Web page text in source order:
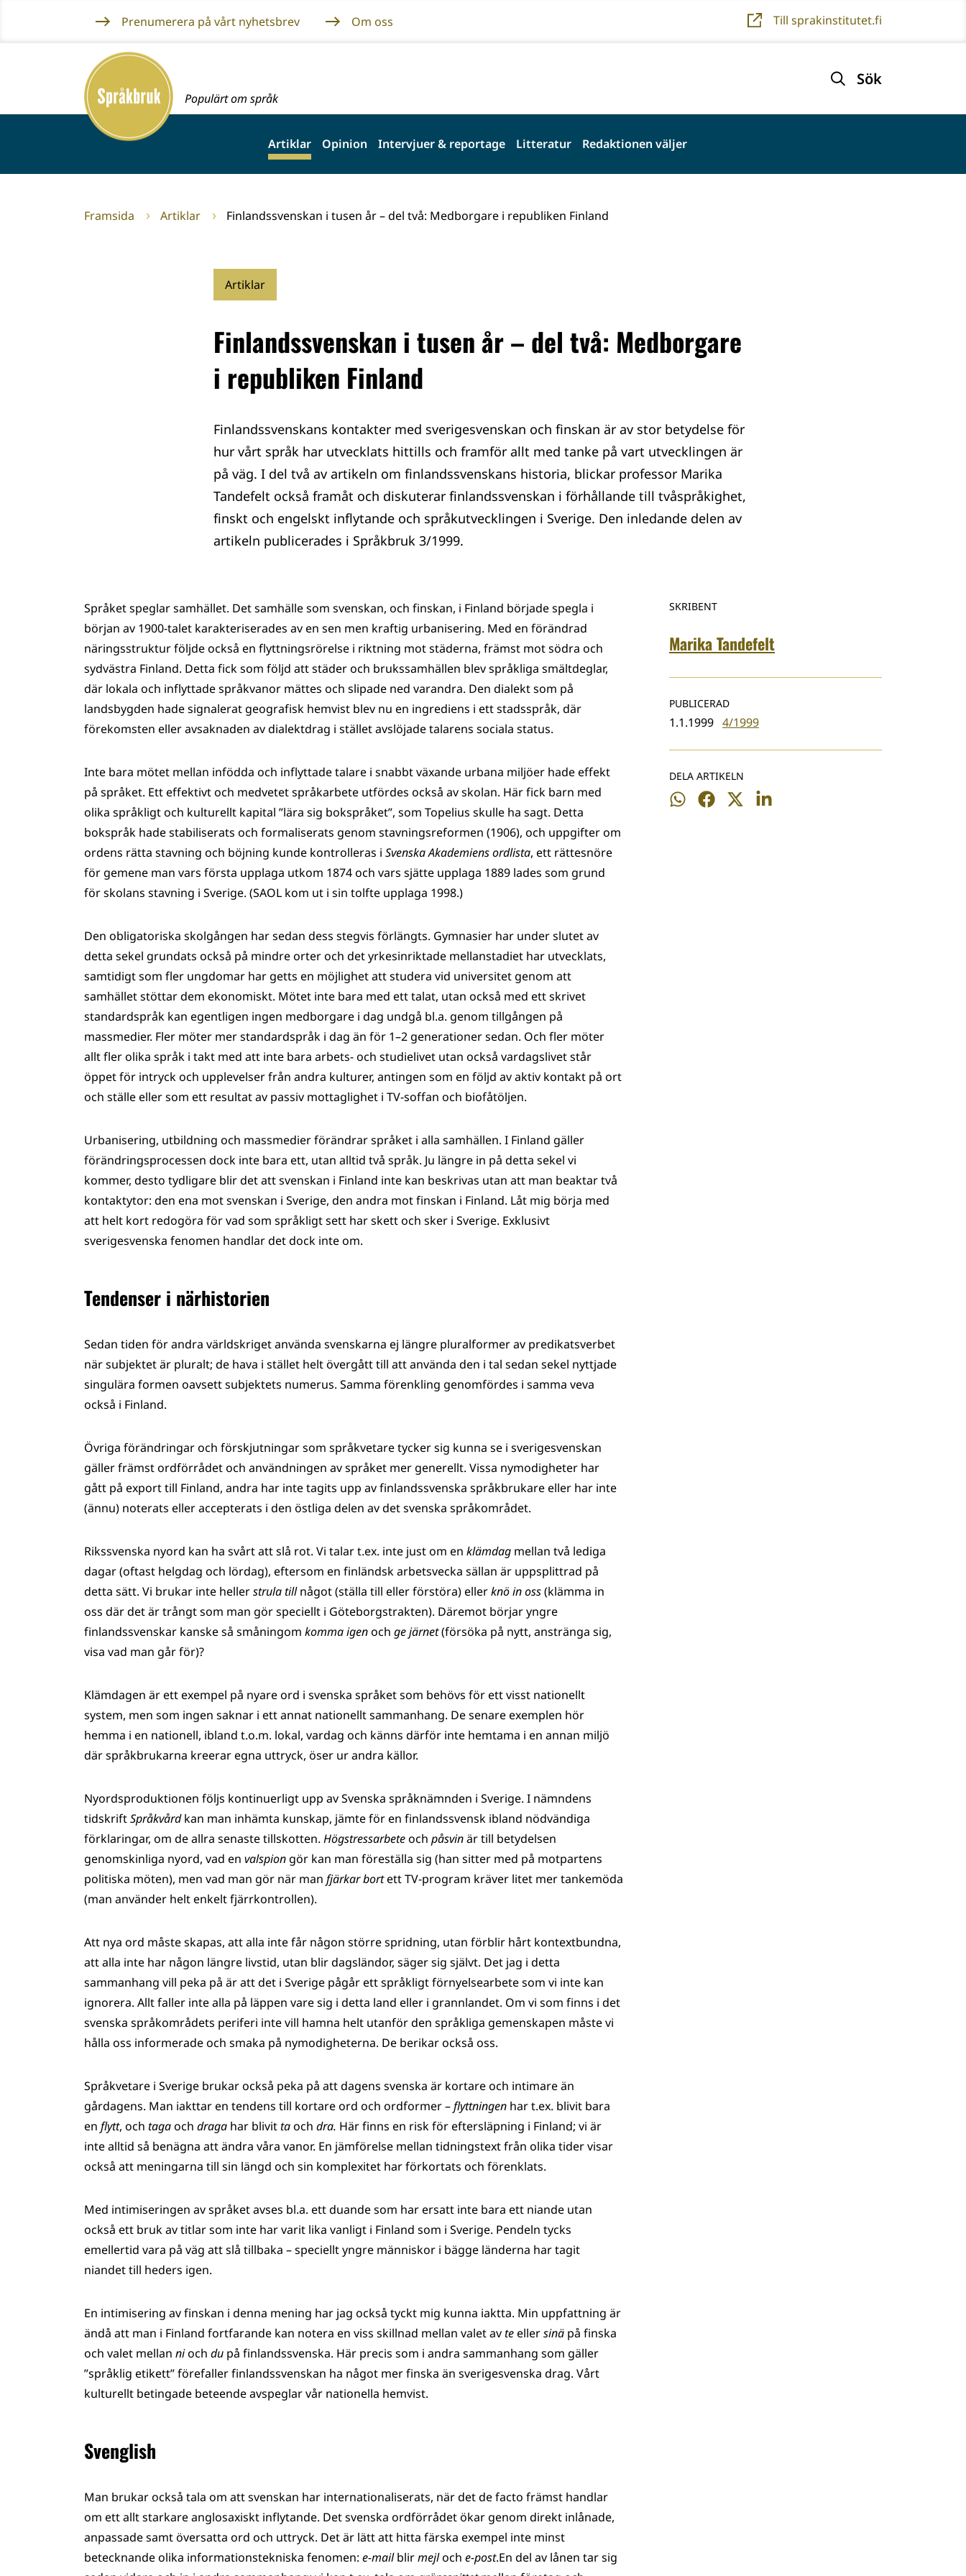
innehållet
Prenumerera på vårt nyhetsbrev Om oss Till sprakinstitutet.fi
Framsida
Populärt om språk
Sök
Artiklar Opinion Intervjuer & reportage Litteratur Redaktionen väljer
Framsida Artiklar Finlandssvenskan i tusen år – del två: Medborgare i republiken Finland
Artiklar
Finlandssvenskan i tusen år – del två: Medborgare
i republiken Finland
Finlandssvenskans kontakter med sverigesvenskan och finskan är av stor betydelse för
hur vårt språk har utvecklats hittills och framför allt med tanke på vart utvecklingen är
på väg. I del två av artikeln om finlandssvenskans historia, blickar professor Marika
Tandefelt också framåt och diskuterar finlandssvenskan i förhållande till tvåspråkighet,
finskt och engelskt inflytande och språk­utvecklingen i Sverige. Den inledande delen av
artikeln publicerades i Språkbruk 3/1999.
SKRIBENT
Marika Tandefelt
PUBLICERAD
1.1.1999 4/1999
DELA ARTIKELN
Dela
Dela
Dela
Dela
Språket speglar samhället. Det samhälle som svenskan, och finskan, i Finland började spegla i
början av 1900-talet karakteriserades av en sen men kraftig urbanisering. Med en förändrad
näringsstruktur följde också en flyttningsrörelse i riktning mot städerna, främst mot södra och
sydvästra Finland. Detta fick som följd att städer och brukssamhällen blev språkliga smältdeglar,
där lokala och inflyttade språkvanor mättes och slipade ned varandra. Den dialekt som på
landsbygden hade signalerat geografisk hemvist blev nu en ingrediens i ett stadsspråk, där
förekomsten eller avsaknaden av dialektdrag i stället avslöjade talarens sociala status.
Inte bara mötet mellan infödda och inflyttade talare i snabbt växande urbana miljöer hade effekt
på språket. Ett effektivt och medvetet språkarbete utfördes också av skolan. Här fick barn med
olika språkligt och kulturellt kapital ”lära sig bokspråket”, som Topelius skulle ha sagt. Detta
bokspråk hade stabiliserats och formaliserats genom stavningsreformen (1906), och uppgifter om
ordens rätta stavning och böjning kunde kontrolleras i Svenska Akademiens ordlista, ett rättesnöre
för gemene man vars första upplaga utkom 1874 och vars sjätte upplaga 1889 lades som grund
för skolans stavning i Sverige. (SAOL kom ut i sin tolfte upplaga 1998.)
Den obligatoriska skolgången har sedan dess stegvis förlängts. Gymnasier har under slutet av
detta sekel grundats också på mindre orter och det yrkesinriktade mellanstadiet har utvecklats,
samtidigt som fler ungdomar har getts en möjlighet att studera vid universitet genom att
samhället stöttar dem ekonomiskt. Mötet inte bara med ett talat, utan också med ett skrivet
standardspråk kan egentligen ingen medborgare i dag undgå bl.a. genom tillgången på
massmedier. Fler möter mer standardspråk i dag än för 1–2 generationer sedan. Och fler möter
allt fler olika språk i takt med att inte bara arbets- och studielivet utan också vardagslivet står
öppet för intryck och upplevelser från andra kulturer, antingen som en följd av aktiv kontakt på ort
och ställe eller som ett resultat av passiv mottaglighet i TV-soffan och biofåtöljen.
Urbanisering, utbildning och massmedier för­ändrar språket i alla samhällen. I Finland gäller
förändringsprocessen dock inte bara ett, utan alltid två språk. Ju längre in på detta sekel vi
kommer, desto tydligare blir det att svenskan i Finland inte kan beskrivas utan att man beaktar två
kontaktytor: den ena mot svenskan i Sverige, den andra mot finskan i Finland. Låt mig börja med
att helt kort redogöra för vad som språkligt sett har skett och sker i Sverige. Exklusivt
sverigesvenska fenomen handlar det dock inte om.
Tendenser i närhistorien
Sedan tiden för andra världskriget använda svenskarna ej längre pluralformer av predikatsverbet
när subjektet är pluralt; de hava i stället helt övergått till att använda den i tal sedan sekel nyttjade
singulära formen oavsett subjektets numerus. Samma förenkling genomfördes i samma veva
också i Finland.
Övriga förändringar och förskjutningar som språkvetare tycker sig kunna se i sverigesvenskan
gäller främst ordförrådet och användningen av språket mer generellt. Vissa nymodigheter har
gått på export till Finland, andra har inte tagits upp av finlandssvenska språkbrukare eller har inte
(ännu) noterats eller accepterats i den östliga delen av det svenska språkområdet.
Rikssvenska nyord kan ha svårt att slå rot. Vi talar t.ex. inte just om en klämdag mellan två lediga
dagar (oftast helgdag och lördag), eftersom en finländsk arbetsvecka sällan är uppsplittrad på
detta sätt. Vi brukar inte hellerstrula tillnågot (ställa till eller förstöra) ellerknö in oss(klämma in
oss där det är trångt som man gör speciellt i Göteborgstrakten). Däremot börjar yngre
finlandssvenskar kanske så småningom komma igenoch ge järnet(försöka på nytt, anstränga sig,
visa vad man går för)?
Klämdagen är ett exempel på nyare ord i svenska språket som behövs för ett visst nationellt
system, men som ingen saknar i ett annat nationellt sammanhang. De senare exemplen hör
hemma i en nationell, ibland t.o.m. lokal, vardag och känns därför inte hemtama i en annan miljö
där språkbrukarna kreerar egna uttryck, öser ur andra källor.
Nyordsproduktionen följs kontinuerligt upp av Svenska språknämnden i Sverige. I nämndens
tidskriftSpråkvårdkan man inhämta kunskap, jämte för en finlandssvensk ibland nödvändiga
förklaringar, om de allra senaste tillskotten. Högstressarbeteoch påsvinär till betydelsen
genomskinliga nyord, vad en valspion gör kan man föreställa sig (han sitter med på motpartens
politiska möten), men vad man gör när man fjärkar bortett TV-program kräver litet mer tankemöda
(man använder helt enkelt fjärrkontrollen).
Att nya ord måste skapas, att alla inte får någon större spridning, utan förblir hårt kontextbundna,
att alla inte har någon längre livstid, utan blir dagsländor, säger sig självt. Det jag i detta
sammanhang vill peka på är att det i Sverige pågår ett språkligt förnyelsearbete som vi inte kan
ignorera. Allt faller inte alla på läppen vare sig i detta land eller i grannlandet. Om vi som finns i det
svenska språkområdets periferi inte vill hamna helt utanför den språkliga gemenskapen måste vi
hålla oss informerade och smaka på nymodigheterna. De berikar också oss.
Språkvetare i Sverige brukar också peka på att dagens svenska är kortare och intimare än
gårdagens. Man iakttar en tendens till kortare ord och ordformer –flyttningen har t.ex. blivit bara
en flytt, och tagaoch draga har blivittaoch dra. Här finns en risk för eftersläpning i Finland; vi är
inte alltid så benägna att ändra våra vanor. En jämförelse mellan tidningstext från olika tider visar
också att meningarna till sin längd och sin komplexitet har förkortats och förenklats.
Med intimiseringen av språket avses bl.a. ett duande som har ersatt inte bara ett niande utan
också ett bruk av titlar som inte har varit lika vanligt i Finland som i Sverige. Pendeln tycks
emellertid vara på väg att slå tillbaka – speciellt yngre människor i bägge länderna har tagit
niandet till heders igen.
En intimisering av finskan i denna mening har jag också tyckt mig kunna iaktta. Min uppfattning är
ändå att man i Finland fortfarande kan notera en viss skillnad mellan valet avteellersinä på finska
och valet mellan nioch du på finlandssvenska. Här precis som i andra sammanhang som gäller
”språklig etikett” förefaller finlandssvenskan ha något mer finska än sverigesvenska drag. Vårt
kulturellt betingade beteende avspeglar vår nationella hemvist.
Svenglish
Man brukar också tala om att svenskan har internationaliserats, när det de facto främst handlar
om ett allt starkare anglosaxiskt inflytande. Det svenska ordförrådet ökar genom direkt inlånade,
anpassade samt översatta ord och uttryck. Det är lätt att hitta färska exempel inte minst
betecknande olika informationstekniska fenomen: e-mailblirmejloch e-post.En del av lånen tar sig